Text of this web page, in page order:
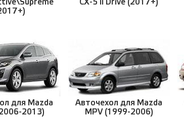
CX-5 II Drive (2017+)
для Mazda
2013)
Авточехол для Mazda
MPV (1999-2006)